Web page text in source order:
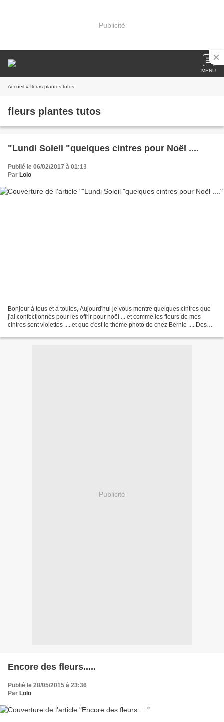
Publicité
MENU
Accueil » fleurs plantes tutos
fleurs plantes tutos
"Lundi Soleil "quelques cintres pour Noël ....
Publié le 06/02/2017 à 01:13
Par Lolo
Bonjour à tous et à toutes, Aujourd'hui je vous montre quelques cintres que
j'ai confectionnés pour les offrir pour noël ... et comme les fleurs de mes
cintres sont violettes .... et que c'est le thème photo de chez Bernie .... Des
Publicité
Encore des fleurs.....
Publié le 28/05/2015 à 23:36
Par Lolo